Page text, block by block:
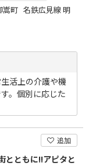
嵩町 名鉄広見線 明
活上の介護や機
。個別に応じた
追加
とともに!!アピタと